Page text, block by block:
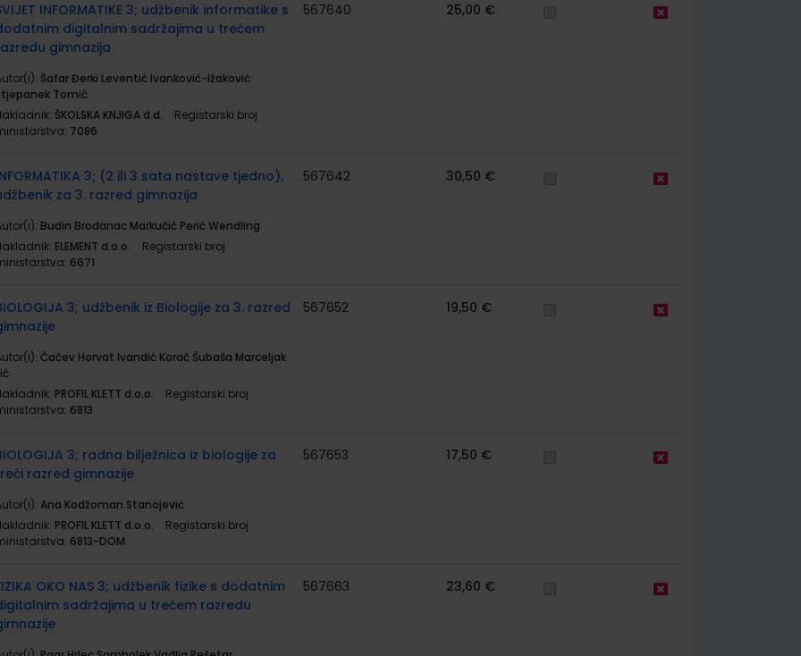
INFORMATIKE 3; udžbenik informatike s
digitalnim sadržajima u trećem
gimnazija
Šafar Đerki Leventić Ivanković-Ižaković
Tomić
ŠKOLSKA KNJIGA d.d.
Registarski broj
7086
567640 25,00 €
3; (2 ili 3 sata nastave tjedno),
za 3. razred gimnazija
Budin Brođanac Markučič Perić Wendling
ELEMENT d.o.o.
Registarski broj
6671
567642 30,50 €
3; udžbenik iz Biologije za 3. razred
Čačev Horvat Ivandić Korač Šubaša Marceljak
PROFIL KLETT d.o.o.
Registarski broj
6813
567652 19,50 €
3; radna bilježnica iz biologije za
razred gimnazije
Ana Kodžoman Stanojević
PROFIL KLETT d.o.o.
Registarski broj
6813-DOM
567653 17,50 €
OKO NAS 3; udžbenik fizike s dodatnim
sadržajima u trećem razredu
567663 23,60 €